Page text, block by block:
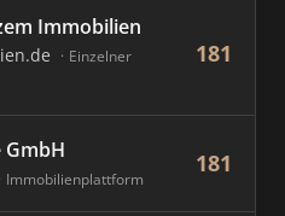
Immobilien
Einzelner
181
Immobilienplattform
181